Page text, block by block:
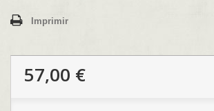
Imprimir
57,00 €